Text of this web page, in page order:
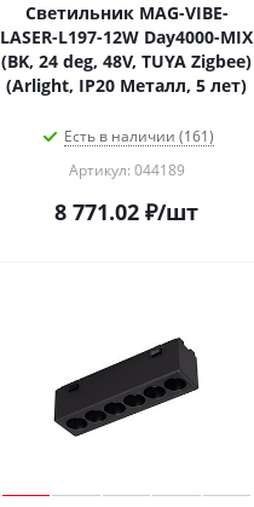
Светильник MAG-VIBE-
LASER-L197-12W Day4000-MIX
(BK, 24 deg, 48V, TUYA Zigbee)
(Arlight, IP20 Металл, 5 лет)
Есть в наличии (161)
Артикул: 044189
8 771.02 ₽/шт